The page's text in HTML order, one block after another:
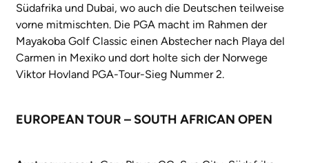
Südafrika und Dubai, wo auch die Deutschen teilweise
vorne mitmischten. Die PGA macht im Rahmen der
Mayakoba Golf Classic einen Abstecher nach Playa del
Carmen in Mexiko und dort holte sich der Norwege
Viktor Hovland PGA-Tour-Sieg Nummer 2.
EUROPEAN TOUR – SOUTH AFRICAN OPEN